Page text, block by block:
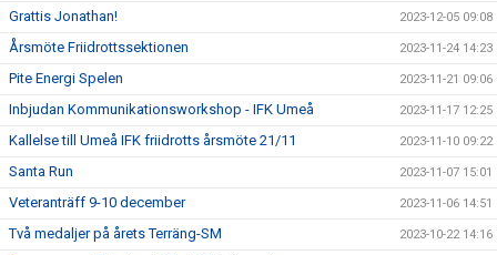
Grattis Jonathan! 2023-12-05 09:08
Årsmöte Friidrottssektionen 2023-11-24 14:23
Pite Energi Spelen 2023-11-21 09:06
Inbjudan Kommunikationsworkshop - IFK Umeå 2023-11-17 12:25
Kallelse till Umeå IFK friidrotts årsmöte 21/11 2023-11-10 09:22
Santa Run 2023-11-07 15:01
Veteranträff 9-10 december 2023-11-06 14:51
Två medaljer på årets Terräng-SM 2023-10-22 14:16